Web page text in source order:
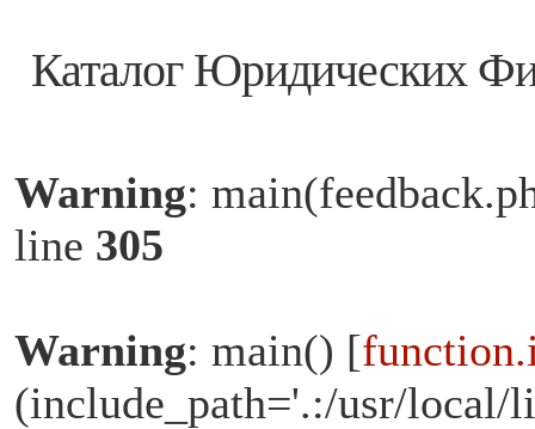
Каталог Юридических
Warning:
line 305
Warning: main() [
(include_path='.:/usr/